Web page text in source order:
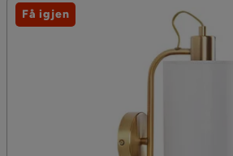
Få igjen